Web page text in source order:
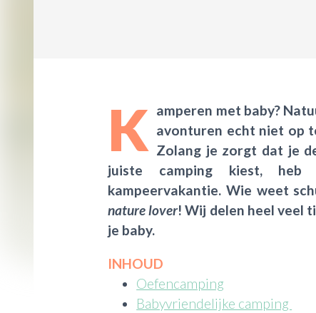
K amperen met baby?
avonturen echt niet op
Zolang je zorgt dat je
juiste camping kiest,
kampeervakantie. Wie weet
nature lover! Wij delen heel veel
je baby.
INHOUD
Oefencamping
Babyvriendelijke camping